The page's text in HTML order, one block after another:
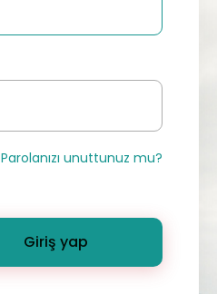
Parolanızı unuttunuz mu?
Giriş yap